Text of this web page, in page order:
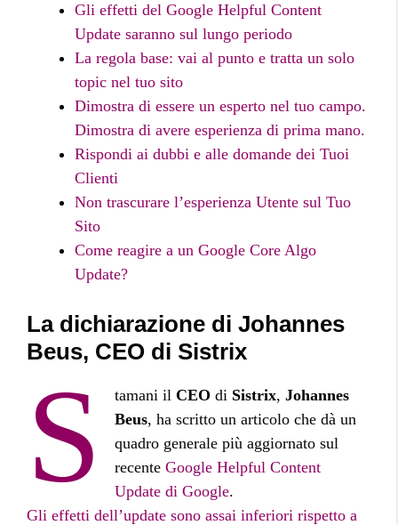
Gli effetti del Google Helpful Content
Update saranno sul lungo periodo
La regola base: vai al punto e tratta un solo
topic nel tuo sito
Dimostra di essere un esperto nel tuo campo.
Dimostra di avere esperienza di prima mano.
Rispondi ai dubbi e alle domande dei Tuoi
Clienti
Non trascurare l’esperienza Utente sul Tuo
Sito
Come reagire a un Google Core Algo
Update?
La dichiarazione di Johannes
Beus, CEO di Sistrix
S tamani ilCEO di Sistrix,Johannes
Beus, ha scritto un articolo che dà un
quadro generale più aggiornato sul
recenteGoogle Helpful Content
Update di Google.
Gli effetti dell’update sono assai inferiori rispetto a